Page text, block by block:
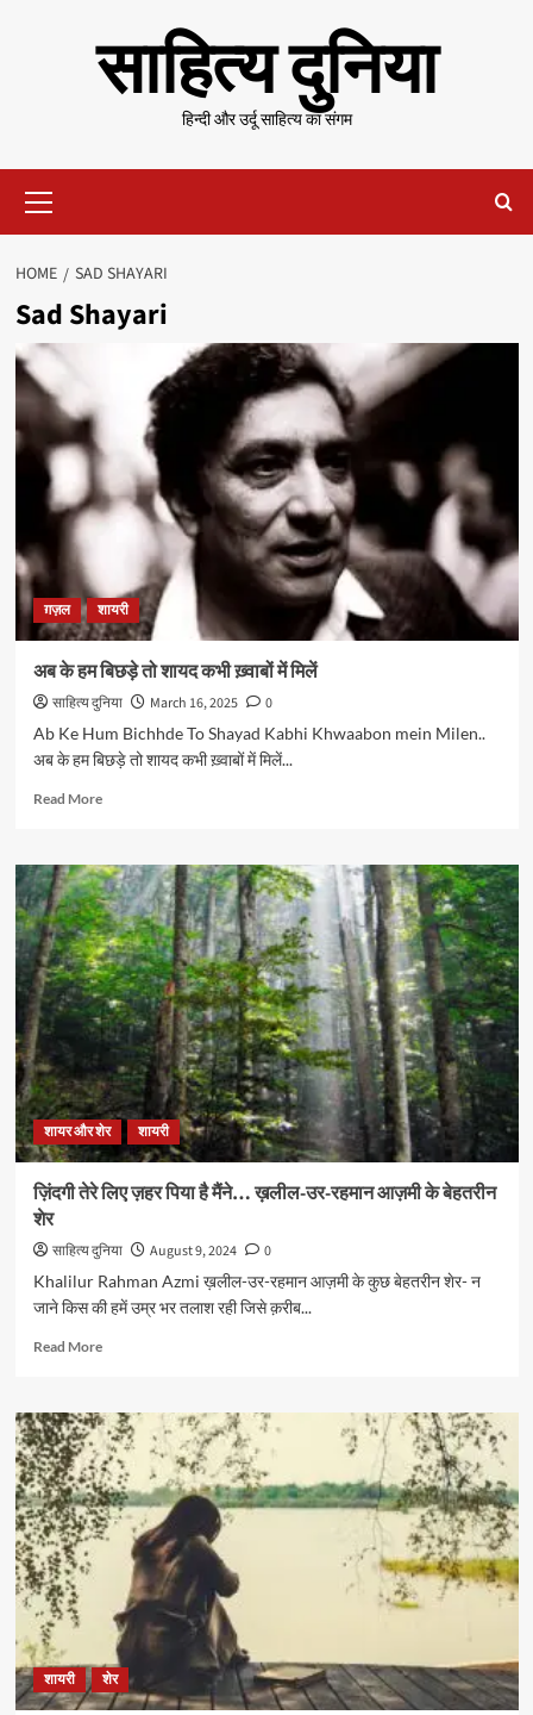
साहित्य दुनिया
हिन्दी और उर्दू साहित्य का संगम
Menu
HOME SAD SHAYARI
Sad Shayari
ग़ज़ल शायरी
अब के हम बिछड़े तो शायद कभी ख़्वाबों में मिलें
साहित्य दुनिया March 16, 2025
0
Ab Ke Hum Bichhde To Shayad Kabhi Khwaabon mein Milen..
अब के हम बिछड़े तो शायद कभी ख़्वाबों में मिलें...
Read MoreRead
अब
के
हम
बिछड़े
तो
शायद
कभी
ख़्वाबों
में
मिलें
शायर और शेर शायरी
ज़िंदगी तेरे लिए ज़हर पिया है मैंने… ख़लील-उर-रहमान आज़मी के बेहतरीन
शेर
साहित्य दुनिया August 9, 2024
0
Khalilur Rahman Azmi ख़लील-उर-रहमान आज़मी के कुछ बेहतरीन शेर- न
जाने किस की हमें उम्र भर तलाश रही जिसे क़रीब...
Read MoreRead
ज़िंदगी
तेरे
लिए
ज़हर
पिया
है
मैंने…
ख़लील-
रहमान
आज़मी
के
बेहतरीन
शेर
शायरी शेर